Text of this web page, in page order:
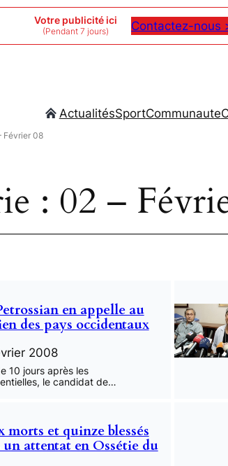
Votre publicité ici
(Pendant 7 jours) Contactez-nous
ActualitésSportCommunaute
Février 08
: 02 –
en appelle au
des pays occidentaux
2008
10 jours après les
le candidat de…
morts et quinze blessés
un attentat en Ossétie du